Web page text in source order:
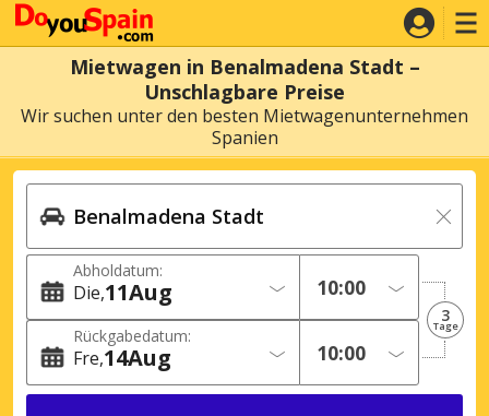
Mietwagen in Benalmadena Stadt –
Unschlagbare Preise
Wir suchen unter den besten Mietwagenunternehmen
Spanien
Abholdatum:
Die 11Aug
Rückgabedatum:
Fre 14Aug
3
Tage